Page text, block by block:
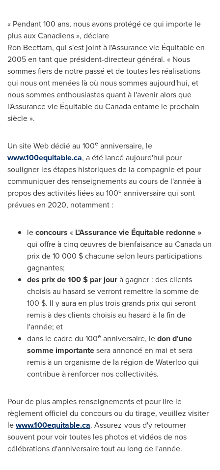
« Pendant 100 ans, nous avons protégé ce qui importe le
plus aux Canadiens », déclare
Ron Beettam, qui s'est joint à l'Assurance vie Équitable en
2005 en tant que président-directeur général. « Nous
sommes fiers de notre passé et de toutes les réalisations
qui nous ont menées là où nous sommes aujourd'hui, et
nous sommes enthousiastes quant à l'avenir alors que
l'Assurance vie Équitable du Canadaentame le prochain
siècle ».
Un site Web dédié au 100e anniversaire, le
www.100equitable.ca, a été lancé aujourd'hui pour
souligner les étapes historiques de la compagnie et pour
communiquer des renseignements au cours de l'année à
propos des activités liées au 100e anniversaire qui sont
prévues en 2020, notamment :
leconcours « L'Assurance vie Équitable redonne »
qui offre à cinq œuvres de bienfaisance au Canada un
prix de 10 000 $ chacune selon leurs participations
gagnantes;
des prix de 100 $ par jourà gagner : des clients
choisis au hasard se verront remettre la somme de
100 $. Il y aura en plus trois grands prix qui seront
remis à des clients choisis au hasard à la fin de
l'année; et
dans le cadre du 100e anniversaire, ledon d'une
somme importantesera annoncé en mai et sera
remis à un organisme de la région deWaterlooqui
contribue à renforcer nos collectivités.
Pour de plus amples renseignements et pour lire le
règlement officiel du concours ou du tirage, veuillez visiter
lewww.100equitable.ca. Assurez-vous d'y retourner
souvent pour voir toutes les photos et vidéos de nos
célébrations d'anniversaire tout au long de l'année.